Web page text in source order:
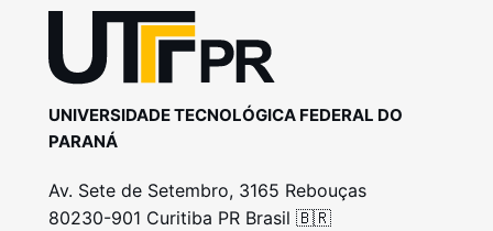
UNIVERSIDADE TECNOLÓGICA FEDERAL DO
PARANÁ
Av. Sete de Setembro, 3165 Rebouças
80230-901 Curitiba PR Brasil 🇧🇷